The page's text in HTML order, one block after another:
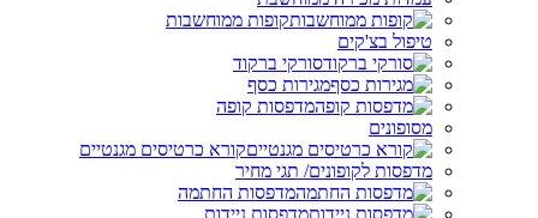
קופות ממוחשבות
טיפול בצ'קים
סורקי ברקוד
מגירות כסף
מדפסות קופה
מסופונים
קורא כרטיסים מגנטיים
מדפסות לקופונים/ תגי מחיר
מדפסות החתמה